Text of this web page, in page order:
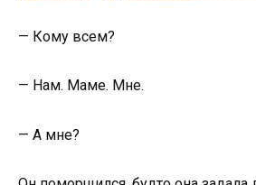
— Кому всем?
— Нам. Маме. Мне.
— А мне?